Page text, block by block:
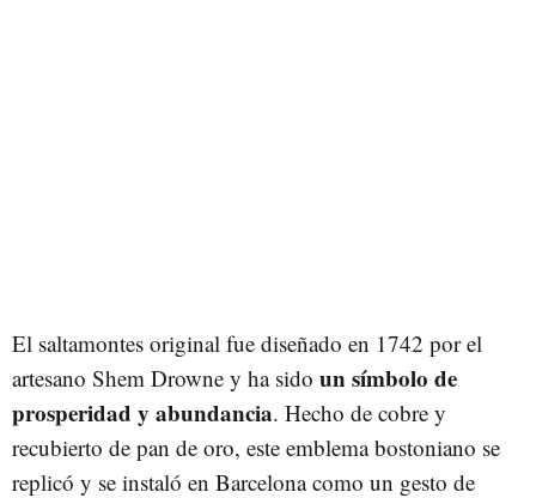
El saltamontes original fue diseñado en 1742 por el
artesano Shem Drowne y ha sido un símbolo de
prosperidad y abundancia. Hecho de cobre y
recubierto de pan de oro, este emblema bostoniano se
replicó y se instaló en Barcelona como un gesto de